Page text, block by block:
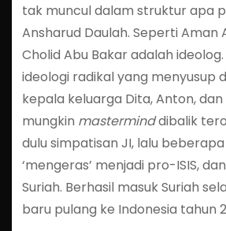
tak muncul dalam struktur apa
Ansharud Daulah. Seperti Aman
Cholid Abu Bakar adalah
ideologi radikal yang menyusup
kepala keluarga Dita, Anton,
mungkin masterminddibalik
dulu simpatisan JI, lalu
‘mengeras’ menjadi pro-ISIS,
Suriah. Berhasil masuk Suriah
baru pulang ke Indonesia tahun